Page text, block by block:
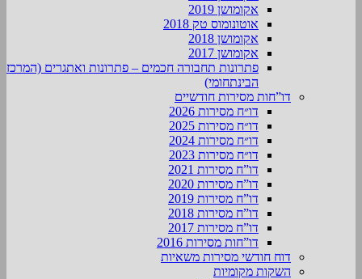
אקומושן 2019
אוטונומוס טק 2018
אקומושן 2018
אקומושן 2017
פתרונות תחבורה חכמים – פתרונות ואתגרים (המרכז
הבינתחומי)
דו”חות מסירות חודשיים
דו״ח מסירות 2026
דו״ח מסירות 2025
דו״ח מסירות 2024
דו״ח מסירות 2023
דו”ח מסירות 2021
דו”ח מסירות 2020
דו”ח מסירות 2019
דו”ח מסירות 2018
דו”ח מסירות 2017
דו”חות מסירות 2016
דוח חודשי מסירות משאיות
השקות מקומיות